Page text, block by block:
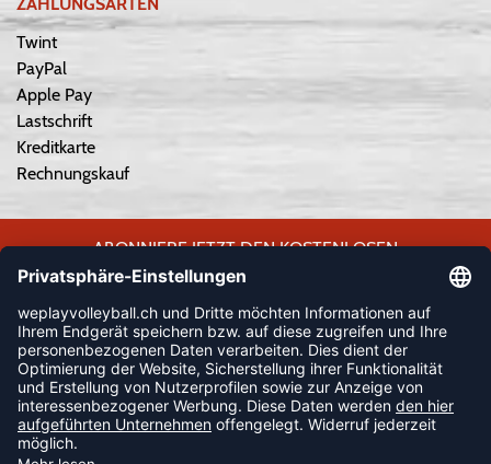
Twint
PayPal
Apple Pay
Lastschrift
Kreditkarte
Rechnungskauf
ABONNIERE JETZT DEN KOSTENLOSEN
WEPLAYVOLLEYBALL-NEWSLETTER UND VERPASSE KEINE
JETZT ANMELDEN
FOLLOW US